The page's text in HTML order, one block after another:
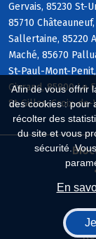
Afin de vous offrir
des cookies : pour
récolter des
du site et vous
sécurité.
En
Gervais, 85230 St-
85710
Sallertaine, 85220
Maché, 85670
St-Paul-Mont-
Givrand, 85800 Le
St-Gilles-Croix-de-